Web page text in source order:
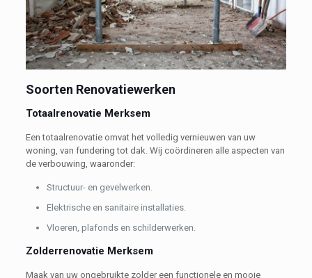
Soorten Renovatiewerken
Totaalrenovatie Merksem
Een totaalrenovatie omvat het volledig vernieuwen van uw
woning, van fundering tot dak. Wij coördineren alle aspecten van
de verbouwing, waaronder:
Structuur- en gevelwerken.
Elektrische en sanitaire installaties.
Vloeren, plafonds en schilderwerken.
Zolderrenovatie Merksem
Maak van uw ongebruikte zolder een functionele en mooie